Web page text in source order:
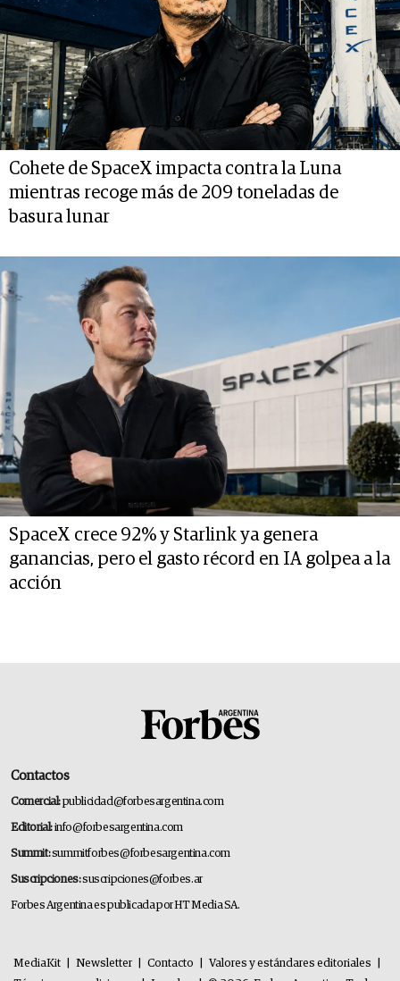
Cohete de SpaceX impacta contra la Luna
mientras recoge más de 209 toneladas de
basura lunar
SpaceX crece 92% y Starlink ya genera
ganancias, pero el gasto récord en IA golpea a la
acción
Contactos
Comercial:publicidad@forbesargentina.com
Editorial:info@forbesargentina.com
Summit:summitforbes@forbesargentina.com
Suscripciones:suscripciones@forbes.ar
Forbes Argentina es publicada por HT Media SA.
MediaKit Newsletter Contacto Valores y estándares editoriales